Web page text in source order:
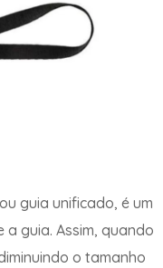
guia unificado, é um
guia. Assim, quando
o tamanho